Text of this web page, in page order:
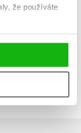
že používáte
záznamů